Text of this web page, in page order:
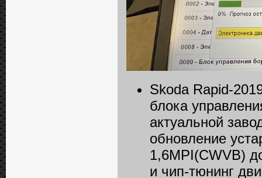
Skoda Rapid-
блока
актуальной
обновление
1,6MPI(CWVB)
и чип-тюнинг